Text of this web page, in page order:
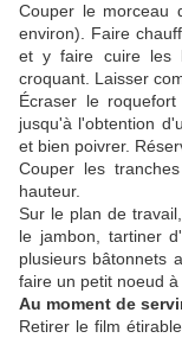
Couper le morceau
environ). Faire
et y faire cuire les
croquant. Laisser
Écraser le
jusqu'à l'obtention
et bien poivrer.
Couper les
hauteur.
Sur le plan de
le jambon, tartiner
plusieurs bâtonnets
faire un petit noeud
Au moment de
Retirer le film